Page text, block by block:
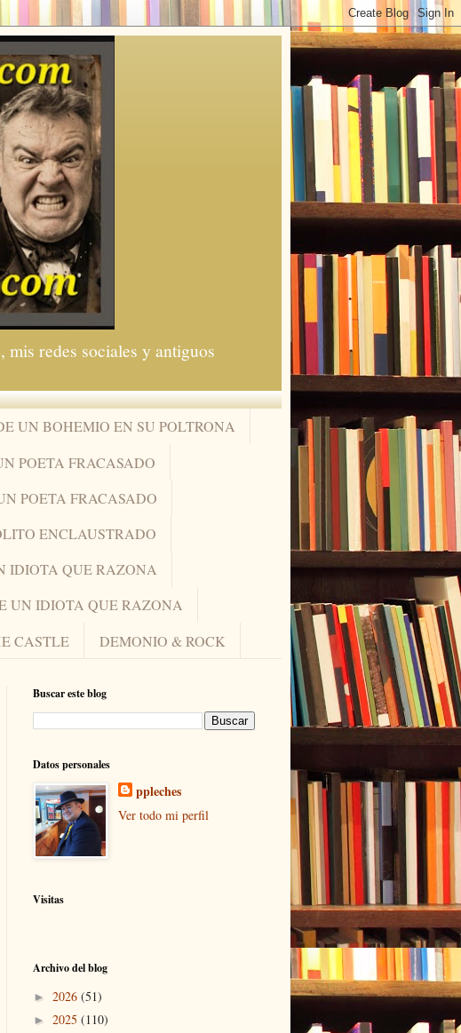
redes sociales y antiguos
UN BOHEMIO EN SU POLTRONA
POETA FRACASADO
POETA FRACASADO
ENCLAUSTRADO
IDIOTA QUE RAZONA
UN IDIOTA QUE RAZONA
CASTLE DEMONIO & ROCK
Buscar este blog
Datos personales
ppleches
Ver todo mi perfil
Visitas
Archivo del blog
► 2026 (51)
► 2025 (110)